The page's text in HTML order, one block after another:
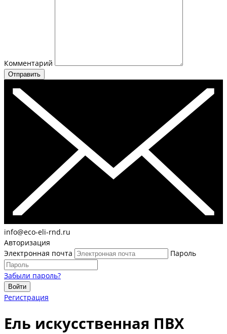
Комментарий
Отправить
info@eco-eli-rnd.ru
Авторизация
Электронная почта
Пароль
Забыли пароль?
Войти
Регистрация
Ель искусственная ПВХ